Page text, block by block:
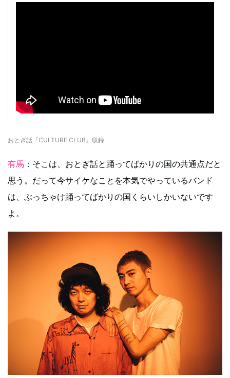
おとぎ話『CULTURE CLUB』収録
有馬 ：そこは、おとぎ話と踊ってばかりの国の共通点だと
思う。だって今サイケなことを本気でやっているバンド
は、ぶっちゃけ踊ってばかりの国くらいしかいないです
よ。